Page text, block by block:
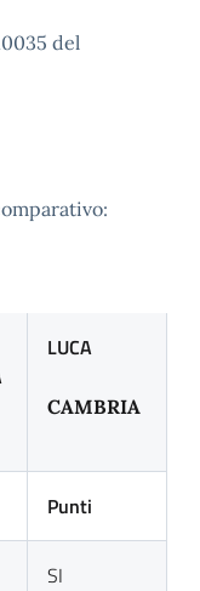
del
LUCA
CAMBRIA
Punti
SI